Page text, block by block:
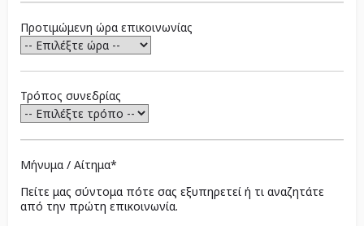
Προτιμώμενη ώρα επικοινωνίας
Τρόπος συνεδρίας
Μήνυμα / Αίτημα*